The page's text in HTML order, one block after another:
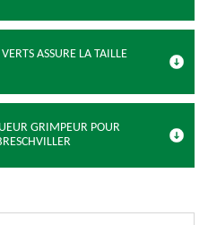
ASSURE LA TAILLE
GRIMPEUR POUR